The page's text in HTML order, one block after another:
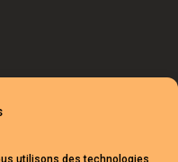
utilisons des technologies